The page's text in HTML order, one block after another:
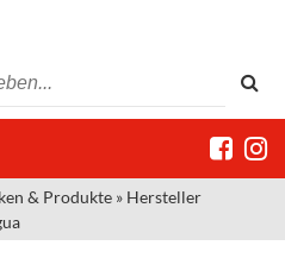
& Produkte » Hersteller